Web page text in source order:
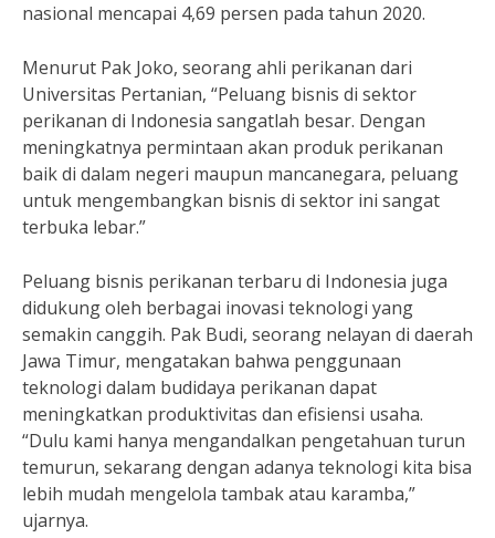
nasional mencapai 4,69 persen pada tahun 2020.
Menurut Pak Joko, seorang ahli perikanan dari
Universitas Pertanian, “Peluang bisnis di sektor
perikanan di Indonesia sangatlah besar. Dengan
meningkatnya permintaan akan produk perikanan
baik di dalam negeri maupun mancanegara, peluang
untuk mengembangkan bisnis di sektor ini sangat
terbuka lebar.”
Peluang bisnis perikanan terbaru di Indonesia juga
didukung oleh berbagai inovasi teknologi yang
semakin canggih. Pak Budi, seorang nelayan di daerah
Jawa Timur, mengatakan bahwa penggunaan
teknologi dalam budidaya perikanan dapat
meningkatkan produktivitas dan efisiensi usaha.
“Dulu kami hanya mengandalkan pengetahuan turun
temurun, sekarang dengan adanya teknologi kita bisa
lebih mudah mengelola tambak atau karamba,”
ujarnya.